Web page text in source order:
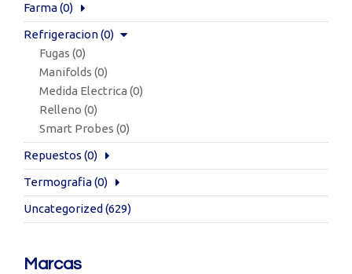
Farma(0)
Refrigeracion(0)
Fugas (0)
Manifolds (0)
Medida Electrica (0)
Relleno (0)
Smart Probes (0)
Repuestos (0)
Termografia(0)
Uncategorized (629)
Marcas